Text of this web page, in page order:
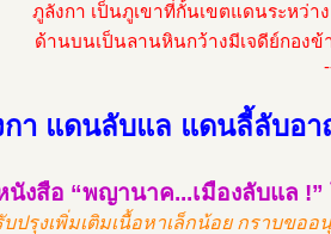
ภูลังกา เป็นภูเขาที่กั้นเขตแดนระหว่
ด้านบนเป็นลานหินกว้างมีเจดีย์กอง
า แดนลับแล แดนลี้ลับอา
นังสือ “พญานาค...เมืองลับแล !”
บปรุงเพิ่มเติมเนื้อหาเล็กน้อย กราบขอ